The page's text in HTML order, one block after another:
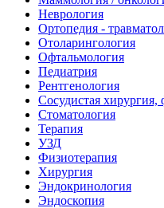
Неврология
Ортопедия -
Отоларингология
Офтальмология
Педиатрия
Рентгенология
Сосудистая хирургия,
Стоматология
Терапия
УЗД
Физиотерапия
Хирургия
Эндокринология
Эндоскопия